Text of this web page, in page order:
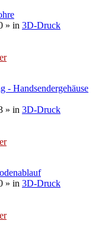
» in 3D-Druck
- Handsendergehäuse
» in 3D-Druck
» in 3D-Druck